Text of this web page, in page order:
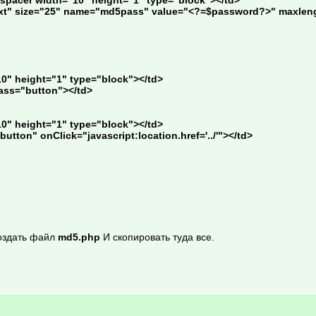
size="25" name="md5pass" value="<?=$password?>"
height="1" type="block"></td>
td>
height="1" type="block"></td>
onClick="javascript:location.href='../'"></td>
файл md5.php И скопировать туда все.